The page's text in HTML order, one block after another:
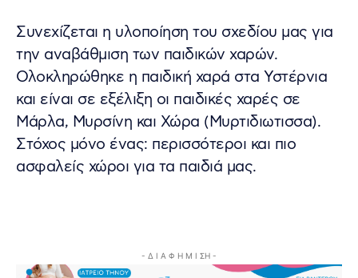
Συνεχίζεται η υλοποίηση του σχεδίου μας για
την αναβάθμιση των παιδικών χαρών.
Ολοκληρώθηκε η παιδική χαρά στα Υστέρνια
και είναι σε εξέλιξη οι παιδικές χαρές σε
Μάρλα, Μυρσίνη και Χώρα (Μυρτιδιωτισσα).
Στόχος μόνο ένας: περισσότεροι και πιο
ασφαλείς χώροι για τα παιδιά μας.
- Δ Ι Α Φ Η Μ Ι ΣΗ -